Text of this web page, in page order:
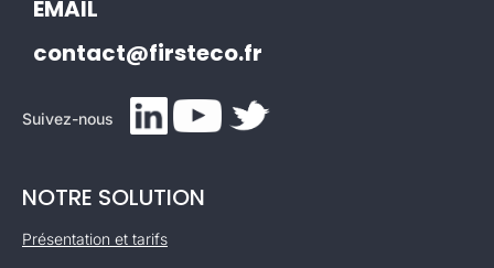
EMAIL
contact@firsteco.fr
Suivez-nous
NOTRE SOLUTION
Présentation et tarifs